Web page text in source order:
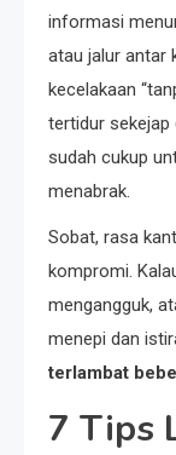
informasi
atau jalur antar
kecelakaan
tertidur sekejap
sudah cukup
menabrak.
Sobat, rasa
kompromi.
mengangguk,
menepi dan
terlambat
7 Tips